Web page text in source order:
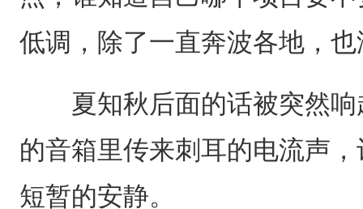
低调，除了一直奔波各地，
夏知秋后面的话被突然响
的音箱里传来刺耳的电流声
短暂的安静。